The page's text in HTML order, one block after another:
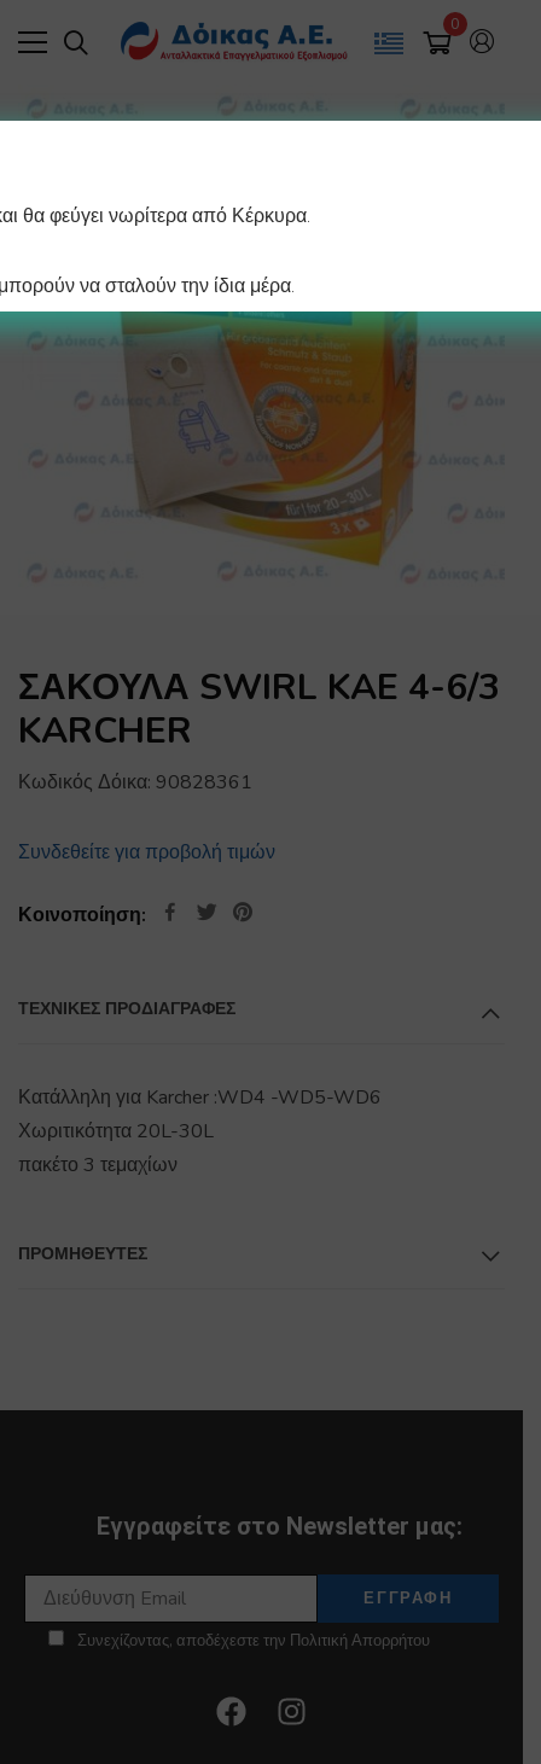
0
ΣΑΚΟΥΛΑ SWIRL KAE 4-6/3
KARCHER
Κωδικός Δόικα: 90828361
Συνδεθείτε για προβολή τιμών
Κοινοποίηση:
ΤΕΧΝΙΚΕΣ ΠΡΟΔΙΑΓΡΑΦΕΣ
Κατάλληλη για Karcher :WD4 -WD5-WD6
Χωριτικότητα 20L-30L
πακέτο 3 τεμαχίων
ΠΡΟΜΗΘΕΥΤΕΣ
Εγγραφείτε στο Newsletter μας:
Συνεχίζοντας, αποδέχεστε την Πολιτική Απορρήτου
θα φεύγει νωρίτερα από Κέρκυρα.
να σταλούν την ίδια μέρα.